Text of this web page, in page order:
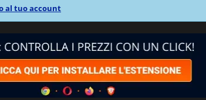
al tuo account